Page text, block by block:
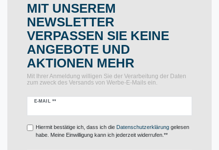
MIT UNSEREM
NEWSLETTER
VERPASSEN SIE KEINE
ANGEBOTE UND
AKTIONEN MEHR
Mit Ihrer Anmeldung willigen Sie der Verarbeitung der Daten
zum zweck des Versands von Werbe-E-Mails ein.
E-MAIL **
Newsletter
Hiermit bestätige ich, dass ich die Daten­schutz­erklärunggelesen
habe. Meine Einwilligung kann ich jederzeit widerrufen.**